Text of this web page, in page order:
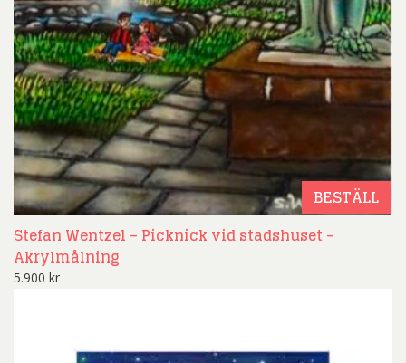
BESTÄLL
Stefan Wentzel – Picknick vid stadshuset –
Akrylmålning
5.900 kr